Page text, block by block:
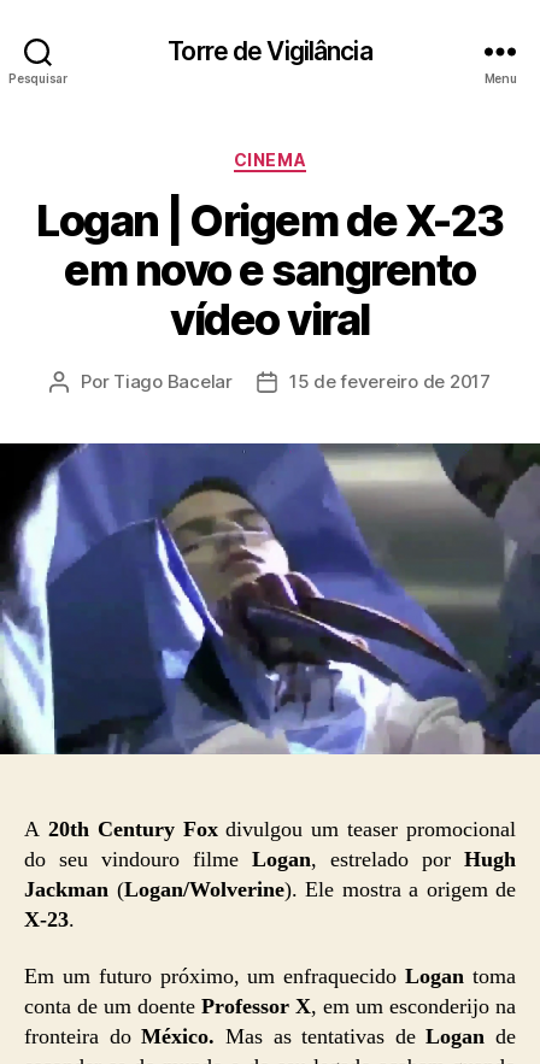
Pesquisar
Torre de Vigilância
Menu
Categorias
CINEMA
Logan | Origem de X-23
em novo e sangrento
vídeo viral
Autor
Por Tiago Bacelar
Data15 de fevereiro de 2017
A 20th Century Foxdivulgou um teaser promocional
do seu vindouro filme Logan, estrelado por Hugh
Jackman (Logan/Wolverine). Ele mostra a origem de
X-23.
Em um futuro próximo, um enfraquecidoLogan toma
conta de um doente Professor X, em um esconderijo na
fronteira doMéxico. Mas as tentativas deLogan de